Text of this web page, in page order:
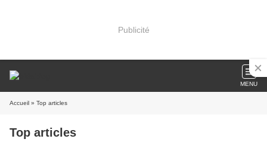
Publicité
MENU
Accueil » Top articles
Top articles